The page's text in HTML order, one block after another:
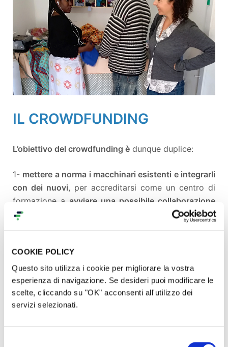
COOKIE POLICY
Questo sito utilizza i cookie per migliorare la vostra
esperienza di navigazione. Se desideri puoi modificare le
scelte, cliccando su "OK" acconsenti all'utilizzo dei
servizi selezionati.
IL CROWDFUNDING
L’obiettivo del crowdfunding è dunque duplice:
1- mettere a norma i macchinari esistenti e integrarli
con dei nuovi, per accreditarsi come un centro di
formazione a avviare una possibile collaborazione
con le istituzioni
, che renda autonoma la SCUOLA
2-strutturare un primo ciclo formativo di 6 mesi, in
taglio e cucito e modelleria , rivolto in particolare a
donne inoccupate, richiedenti asilo e migranti
fine di contribuire alla loro integrazione sociale e